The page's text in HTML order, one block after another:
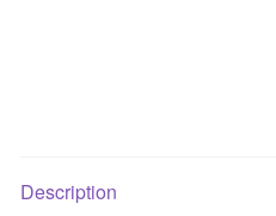
Description